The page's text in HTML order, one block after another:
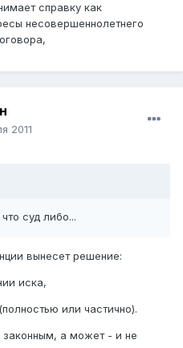
справку как
несовершеннолетнего
2011
суд либо...
вынесет решение:
иска,
или частично).
а может - и не